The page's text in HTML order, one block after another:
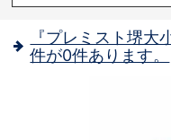
『プレミスト堺
件が0件あります。